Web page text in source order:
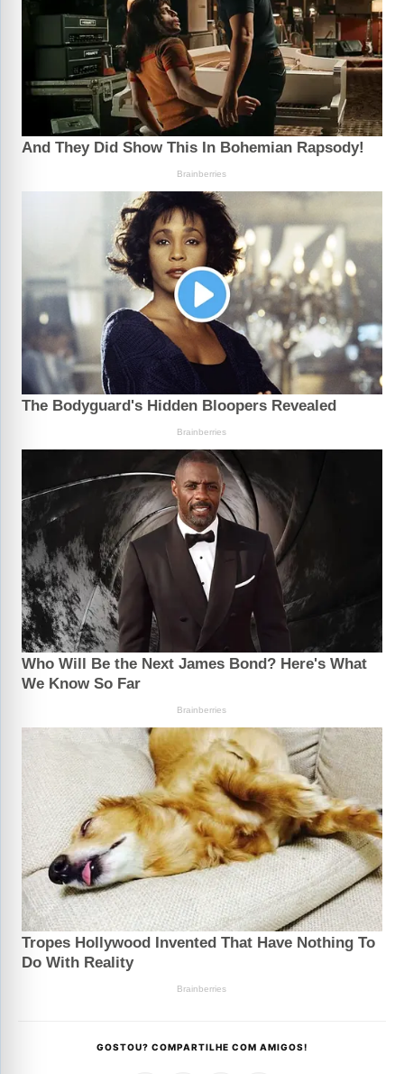
GOSTOU? COMPARTILHE COM AMIGOS!